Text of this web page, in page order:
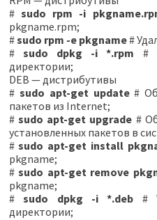
# sudo rpm -i
pkgname.rpm;
#sudo rpm -e pkgname#
#sudo dpkg -i *.rpm #
директории;
DEB — дистрибутивы
#sudo apt-get update#
пакетов из Internet;
# sudo apt-get upgrade #
установленных пакетов в
#sudo apt-get install
pkgname;
#sudo apt-get remove
pkgname;
#sudo dpkg -i *.deb #
директории;